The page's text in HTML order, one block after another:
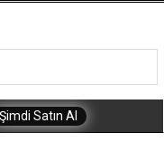
Şimdi Satın Al